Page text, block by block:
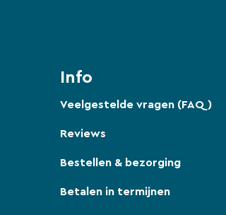
Info
Veelgestelde vragen (FAQ)
Reviews
Bestellen & bezorging
Betalen in termijnen